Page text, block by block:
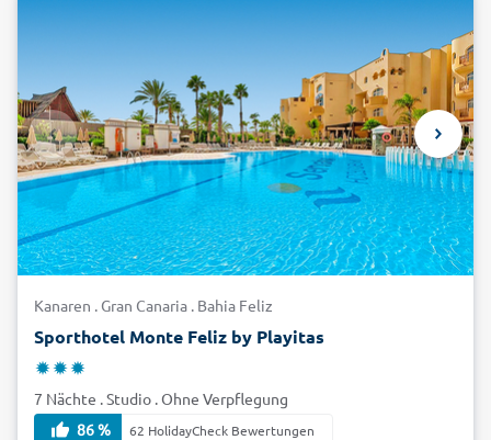
Kanaren . Gran Canaria . Bahia Feliz
Sporthotel Monte Feliz by Playitas
7 Nächte . Studio . Ohne Verpflegung
86 %
62 HolidayCheck Bewertungen